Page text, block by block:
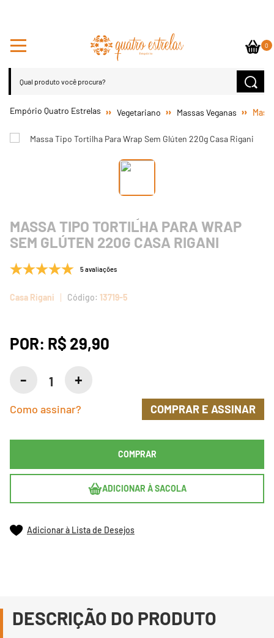
0
Vegetariano Massas Veganas
MASSA TIPO TORTILHA PARA WRAP
SEM GLÚTEN 220G CASA RIGANI
5 avaliações
Casa Rigani 13719-5
POR: R$ 29,90
COMPRAR
ADICIONAR À SACOLA
Como assinar? COMPRAR E ASSINAR
Adicionar à Lista de Desejos
DESCRIÇÃO DO PRODUTO